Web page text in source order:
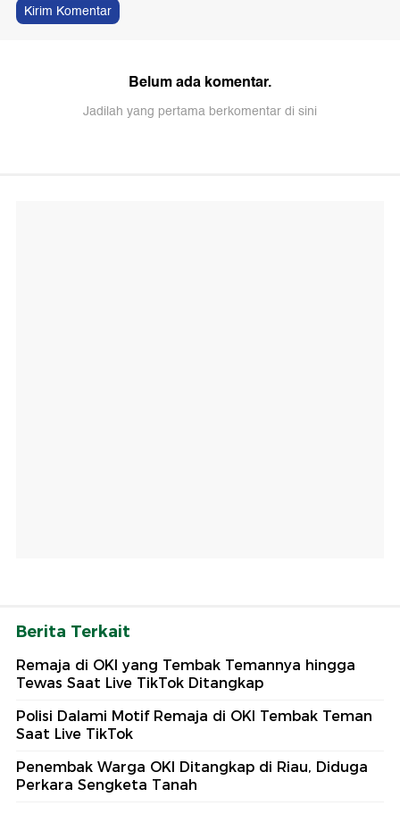
Kirim Komentar
Belum ada komentar.
Jadilah yang pertama berkomentar di sini
Berita Terkait
Remaja di OKI yang Tembak Temannya hingga
Tewas Saat Live TikTok Ditangkap
Polisi Dalami Motif Remaja di OKI Tembak Teman
Saat Live TikTok
Penembak Warga OKI Ditangkap di Riau, Diduga
Perkara Sengketa Tanah